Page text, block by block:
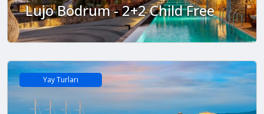
Lujo Bodrum - 2+2 Child Free
Yay Turları